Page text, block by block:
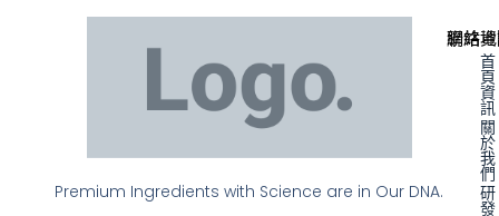
Premium Ingredients with Science are in Our DNA.
聯絡
網站
首
頁
資
訊
關
於
我
們
研
發